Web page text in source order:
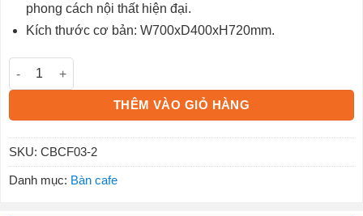
phong cách nội thất hiện đại.
Kích thước cơ bản: W700xD400xH720mm.
Chân bàn cafe CBCF03-2 số lượng
THÊM VÀO GIỎ HÀNG
SKU: CBCF03-2
Danh mục: Bàn cafe